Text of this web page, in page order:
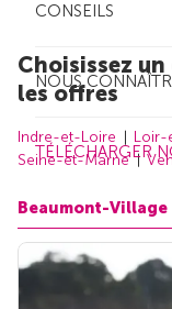
CONSEILS
NOUS
TÉLÉCHARGER
Choisissez
les offres
Indre-et-Loire Loir-
Seine-et-Marne
Beaumont-Village